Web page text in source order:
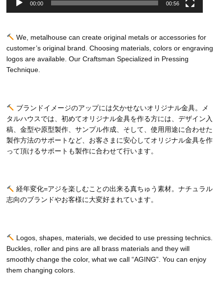
00:00 00:56
We, metalhouse can create original metals or accessories for
customer’s original brand. Choosing materials, colors or engraving
logos are available. Our Craftsman Specialized in Pressing
Technique.
ブランドイメージのアップには欠かせないオリジナル金具。メ
タルハウスでは、初めてオリジナル金具を作る方には、デザイン入
稿、金型や原型製作、サンプル作成、そして、使用用途に合わせた
製作方法のサポートなど、お客さまに安心してオリジナル金具を作
って頂けるサポートも製作に合わせて行います。
経年変化=アジを楽しむことの出来る真ちゅう素材。ナチュラル
志向のブランドやお客様に大変好まれています。
Logos, shapes, materials, we decided to use pressing technics.
Buckles, roller and pins are all brass materials and they will
smoothly change the color, what we call “AGING”. You can enjoy
them changing colors.